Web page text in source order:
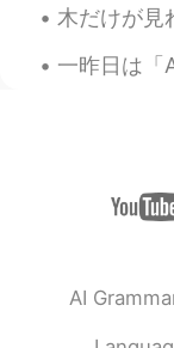
木だけが見れない。しおれた枝だけが見れない。体には37
一昨日は「Ashcroft」と言うコロラド州のゴーストタ
AI